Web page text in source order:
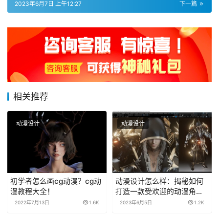
下一篇
2023年6月7日 上午12:27
相关推荐
动漫设计
初学者怎么画cg动漫？cg动
漫教程大全！
2022年7月13日 1.6K
动漫设计
动漫设计怎么样：揭秘如何
打造一款受欢迎的动漫角
色？
2023年6月5日 1.2K